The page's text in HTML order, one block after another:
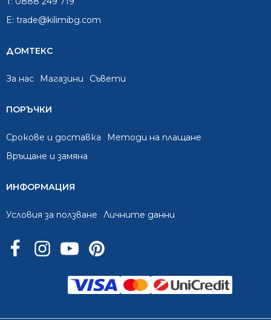
E: trade@kilimibg.com
ДОМТЕКС
За нас Mагазини Съвети
ПОРЪЧКИ
Срокове и доставка
Методи на плащане
Връщане и замяна
ИНФОРМАЦИЯ
Условия за ползване Личните данни